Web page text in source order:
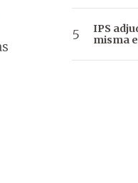
IPS
misma